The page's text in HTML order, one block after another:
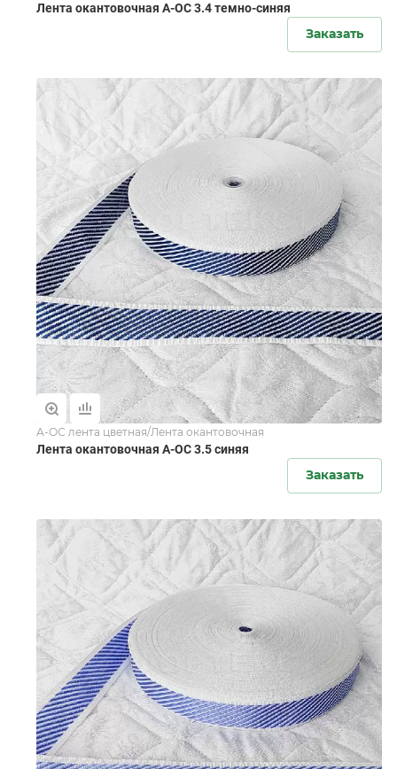
Лента окантовочная А-ОС 3.4 темно-синяя
Заказать
А-ОС лента цветная/Лента окантовочная
Лента окантовочная А-ОС 3.5 синяя
Заказать